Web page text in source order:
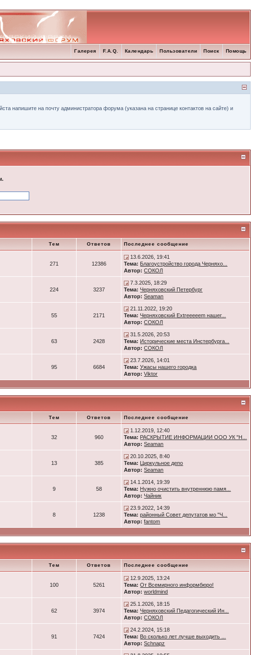
Помощь
Поиск
Пользователи
Календарь
F.A.Q.
Галерея
напишите на почту администратора форума (указана на странице контактов на сайте) и
Тем Ответов Последнее сообщение
271 12386
13.6.2026, 19:41
Тема: Благоустройство города Черняхо...
Автор: СОКОЛ
224 3237
7.3.2025, 18:29
Тема: Черняховский Петербург
Автор: Seaman
55 2171
21.11.2022, 19:20
Тема: Черняховский Extreeeeem нашег...
Автор: СОКОЛ
63 2428
31.5.2026, 20:53
Тема: Исторические места Инстербурга...
Автор: СОКОЛ
95 6684
23.7.2026, 14:01
Тема: Ужасы нашего городка
Автор: Viktor
Тем Ответов Последнее сообщение
32 960
1.12.2019, 12:40
Тема: РАСКРЫТИЕ ИНФОРМАЦИИ ООО УК "Н...
Автор: Seaman
13 385
20.10.2025, 8:40
Тема: Циркульное депо
Автор: Seaman
9 58
14.1.2014, 19:39
Тема: Нужно очистить внутреннюю памя...
Автор: Чайник
8 1238
23.9.2022, 14:39
Тема: районный Совет депутатов мо "Ч...
Автор: fantom
Тем Ответов Последнее сообщение
100 5261
12.9.2025, 13:24
Тема: От Всемирного информбюро!
Автор: worldmind
62 3974
25.1.2026, 18:15
Тема: Черняховский Педагогический Ин...
Автор: СОКОЛ
91 7424
24.2.2024, 15:18
Тема: Во сколько лет лучше выходить ...
Автор: Schnapz